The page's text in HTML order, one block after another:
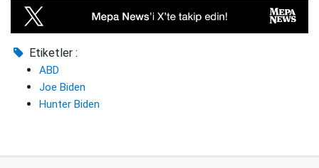
Etiketler :
ABD
Joe Biden
Hunter Biden